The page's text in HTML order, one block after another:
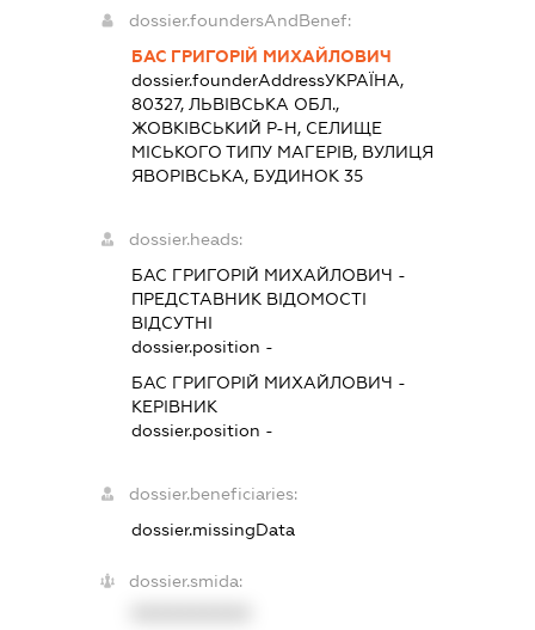
dossier.foundersAndBenef:
БАС ГРИГОРІЙ МИХАЙЛОВИЧ
dossier.founderAddressУКРАЇНА,
80327, ЛЬВІВСЬКА ОБЛ.,
ЖОВКІВСЬКИЙ Р-Н, СЕЛИЩЕ
МІСЬКОГО ТИПУ МАГЕРІВ, ВУЛИЦЯ
ЯВОРІВСЬКА, БУДИНОК 35
dossier.heads:
БАС ГРИГОРІЙ МИХАЙЛОВИЧ -
ПРЕДСТАВНИК ВІДОМОСТІ
ВІДСУТНІ
dossier.position -
БАС ГРИГОРІЙ МИХАЙЛОВИЧ -
КЕРІВНИК
dossier.position -
dossier.beneficiaries:
dossier.missingData
dossier.smida: